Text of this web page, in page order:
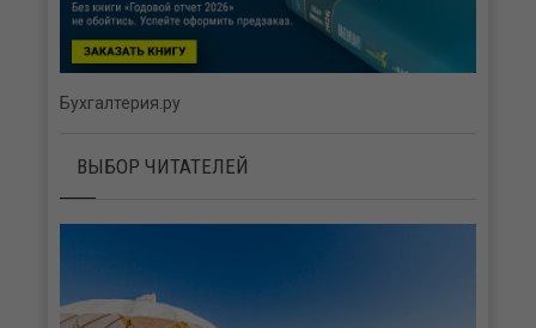
Бухгалтерия.ру
ВЫБОР ЧИТАТЕЛЕЙ